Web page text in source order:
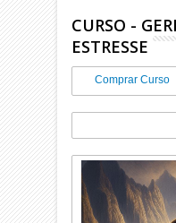
CURSO -
ESTRESSE
Comprar Curso